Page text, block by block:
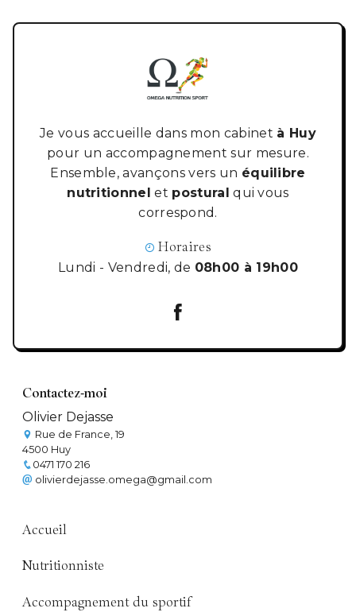
Je vous accueille dans mon cabinet à Huy
pour un accompagnement sur mesure.
Ensemble, avançons vers un équilibre
nutritionnel et postural qui vous
correspond.
Horaires
Lundi - Vendredi, de 08h00 à 19h00
Contactez-moi
Olivier Dejasse
Rue de France, 19
4500 Huy
0471 170 216
olivierdejasse.omega@gmail.com
Accueil
Nutritionniste
Accompagnement du sportif